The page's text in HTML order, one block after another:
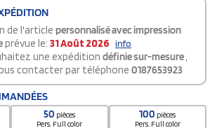
de l'article personnalisé avec impression
prévue le: 31 Août 2026 info
une expédition définie sur-mesure,
contacter par téléphone 0187653923
50 pièces
Pers. Full color
100 pièces
Pers. Full color